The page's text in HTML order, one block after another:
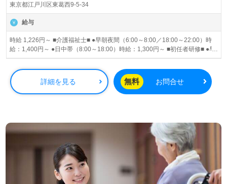
東京都江戸川区東葛西9-5-34
給与
時給 1,226円～ ■介護福祉士■ ●早朝夜間（6:00～8:00／18:00～22:00）時
給：1,400円～ ●日中帯（8:00～18:00）時給：1,300円～ ■初任者研修■ ●早
朝夜間（6:00～8:00／18:00～22:00）時給：1,300円～ ●日中帯（8:00～
詳細を見る 無料 お問合せ